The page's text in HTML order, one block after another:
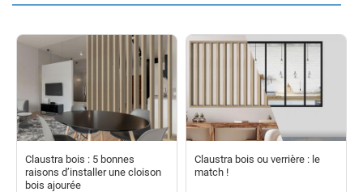
Claustra bois : 5 bonnes
raisons d’installer une cloison
bois ajourée
Claustra bois ou verrière : le
match !